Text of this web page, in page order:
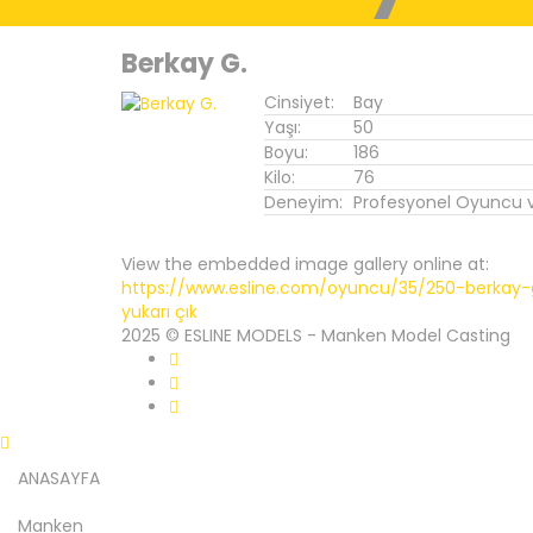
Berkay G.
Cinsiyet:
Bay
Yaşı:
50
Boyu:
186
Kilo:
76
Deneyim: Profesyonel Oyuncu
View the embedded image gallery online at:
https://www.esline.com/oyuncu/35/250-
yukarı çık
2025 © ESLINE MODELS - Manken Model Casting
ANASAYFA
Manken